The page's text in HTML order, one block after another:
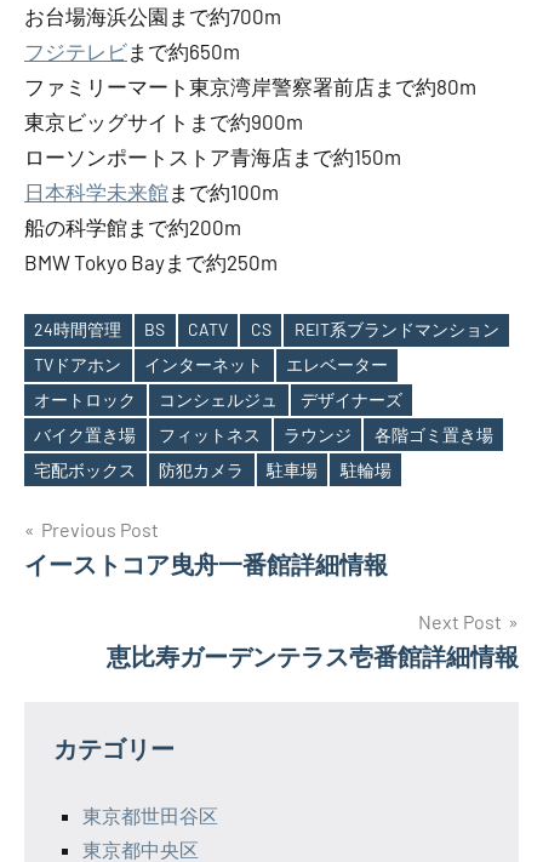
お台場海浜公園まで約700m
フジテレビまで約650m
ファミリーマート東京湾岸警察署前店まで約80m
東京ビッグサイトまで約900m
ローソンポートストア青海店まで約150m
日本科学未来館まで約100m
船の科学館まで約200m
BMW Tokyo Bayまで約250m
Tags
24時間管理 BS CATV CS
REIT系ブランドマンション
TVドアホン
インターネット
エレベーター
オートロック
コンシェルジュ
デザイナーズ
バイク置き場
フィットネス ラウンジ
各階ゴミ置き場
宅配ボックス
防犯カメラ 駐車場 駐輪場
投
稿
ー
Previous Post
イーストコア曳舟一番館詳細情報
Next Post
恵比寿ガーデンテラス壱番館詳細情報
カテゴリー
東京都世田谷区
東京都中央区